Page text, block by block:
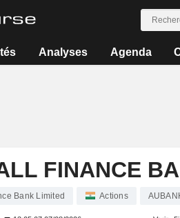
Analyses Agenda
FINANCE
Bank Limited Actions